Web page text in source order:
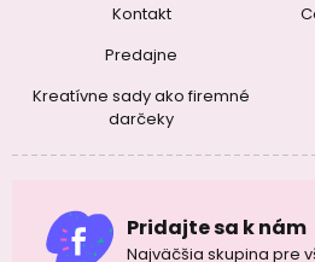
Kontakt
Predajne
Kreatívne sady ako firemné
darčeky
Pridajte sa k nám
Najväčšia skupina pre